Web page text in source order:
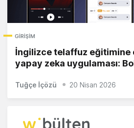
GIRIŞIM
İngilizce telaffuz eğitimine
yapay zeka uygulaması:
Tuğçe İçözü 20 Nisan 2026